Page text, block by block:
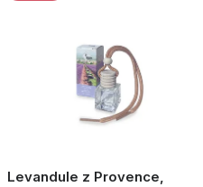
Levandule z Provence,